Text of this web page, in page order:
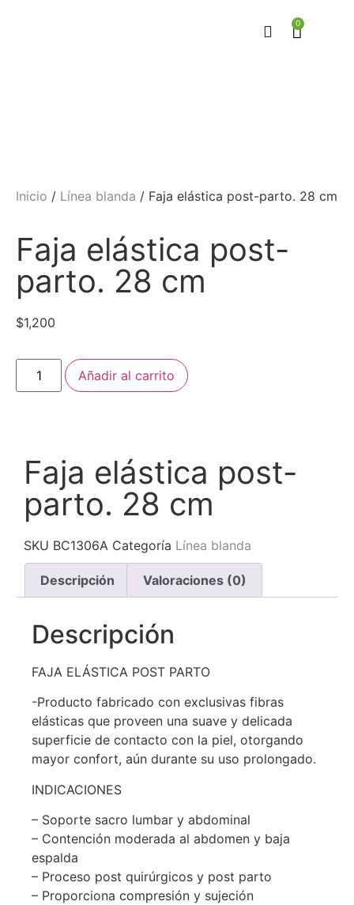
0
Inicio / Línea blanda / Faja elástica post-parto. 28 cm
Faja elástica post-
parto. 28 cm
$1,200
Añadir al carrito
Faja elástica post-
parto. 28 cm
SKU BC1306A Categoría Línea blanda
Descripción Valoraciones (0)
Descripción
FAJA ELÁSTICA POST PARTO
-Producto fabricado con exclusivas fibras
elásticas que proveen una suave y delicada
superficie de contacto con la piel, otorgando
mayor confort, aún durante su uso prolongado.
INDICACIONES
– Soporte sacro lumbar y abdominal
– Contención moderada al abdomen y baja
espalda
– Proceso post quirúrgicos y post parto
– Proporciona compresión y sujeción